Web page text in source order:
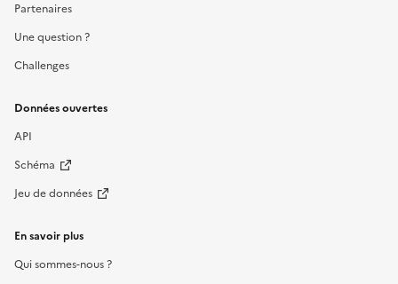
Partenaires
Une question ?
Challenges
Données ouvertes
API
Schéma
Jeu de données
En savoir plus
Qui sommes-nous ?